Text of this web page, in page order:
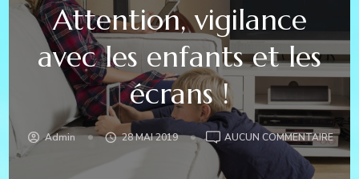
Attention, vigilance
avec les enfants et les
écrans !
Admin 28 MAI 2019 AUCUN COMMENTAIRE
AVEC